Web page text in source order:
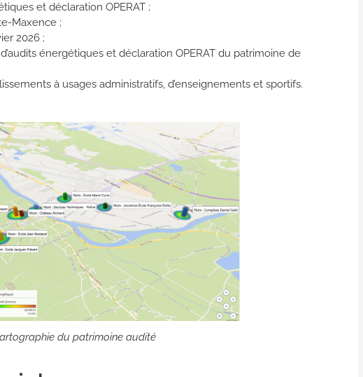
et déclaration OPERAT ;
Maxence ;
2026 ;
énergétiques et déclaration OPERAT du patrimoine de
à usages administratifs, d’enseignements et sportifs.
du patrimoine audité